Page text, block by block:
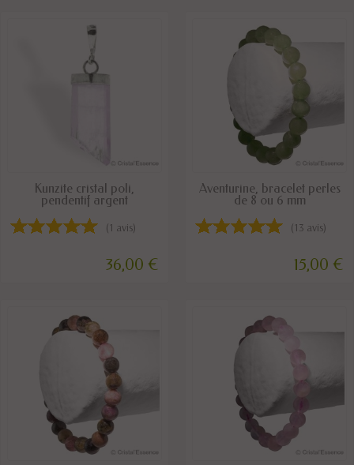
DISPONIBLE
Kunzite cristal poli,
pendentif argent
(1 avis)
36,00 €
DISPONIBLE
Aventurine, bracelet perles
de 8 ou 6 mm
(13 avis)
15,00 €